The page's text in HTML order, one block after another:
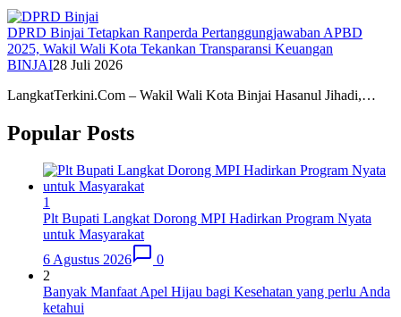
DPRD Binjai Tetapkan Ranperda Pertanggungjawaban APBD
2025, Wakil Wali Kota Tekankan Transparansi Keuangan
BINJAI28 Juli 2026
LangkatTerkini.Com – Wakil Wali Kota Binjai Hasanul Jihadi,…
Popular Posts
1
Plt Bupati Langkat Dorong MPI Hadirkan Program Nyata
untuk Masyarakat
6 Agustus 2026
0
2
Banyak Manfaat Apel Hijau bagi Kesehatan yang perlu Anda
ketahui